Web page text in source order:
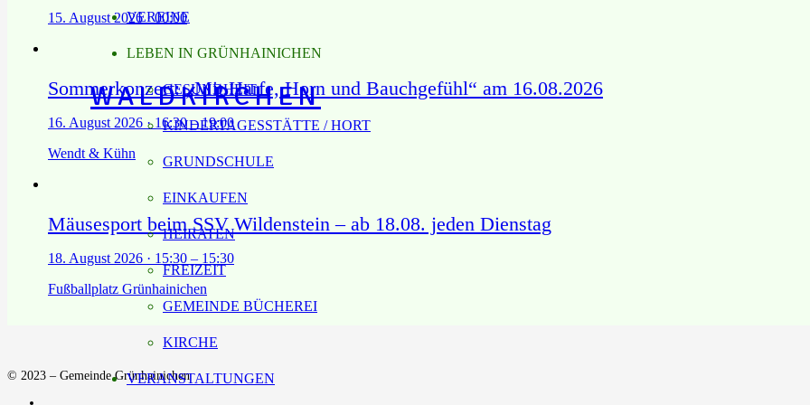
WALDKIRCHEN
VEREINE
LEBEN IN GRÜNHAINICHEN
GESUNDHEIT
KINDERTAGESSTÄTTE / HORT
GRUNDSCHULE
EINKAUFEN
HEIRATEN
FREIZEIT
GEMEINDE BÜCHEREI
KIRCHE
VERANSTALTUNGEN
15. August 2026 · 00:00
Sommerkonzert: „Mit Harfe, Horn und Bauchgefühl“ am 16.08.2026
16. August 2026 · 16:30 – 19:00
Wendt & Kühn
Mäusesport beim SSV Wildenstein – ab 18.08. jeden Dienstag
18. August 2026 · 15:30 – 15:30
Fußballplatz Grünhainichen
© 2023 – Gemeinde Grünhainichen